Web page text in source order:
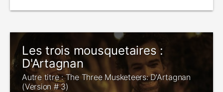
Les trois mousquetaires :
D'Artagnan
Autre titre : The Three Musketeers: D'Artagnan
(Version # 3)